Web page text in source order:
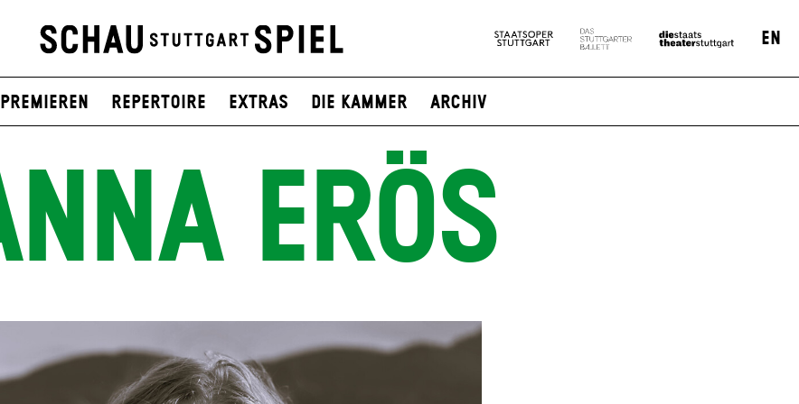
EN
Premieren Repertoire Extras Die Kammer Archiv
ERÖS